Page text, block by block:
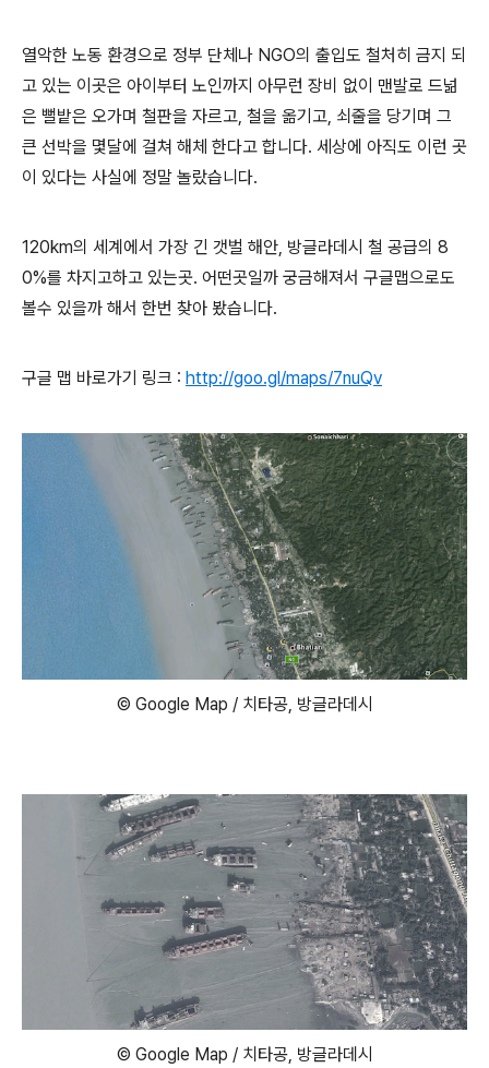
열악한 노동 환경으로 정부 단체나 NGO의 출입도 철처히 금지 되
고 있는 이곳은 아이부터 노인까지 아무런 장비 없이 맨발로 드넒
은 뻘밭은 오가며 철판을 자르고, 철을 옮기고, 쇠줄을 당기며 그
큰 선박을 몇달에 걸쳐 해체 한다고 합니다. 세상에 아직도 이런 곳
이 있다는 사실에 정말 놀랐습니다.
120km의 세계에서 가장 긴 갯벌 해안, 방글라데시 철 공급의 8
0%를 차지고하고 있는곳. 어떤곳일까 궁금해져서 구글맵으로도
볼수 있을까 해서 한번 찾아 봤습니다.
구글 맵 바로가기 링크 : http://goo.gl/maps/7nuQv
© Google Map / 치타공, 방글라데시
© Google Map / 치타공, 방글라데시